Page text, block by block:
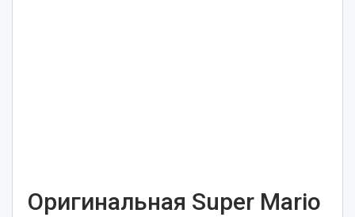
Оригинальная Super Mario